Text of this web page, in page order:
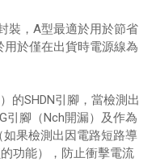
裝，A型最適於用於節省
用於僅在出貨時電源線為
的SHDN引腳，當檢測出
引腳（Nch開漏）及作為
果檢測出因電路短路導
功能），防止衝擊電流